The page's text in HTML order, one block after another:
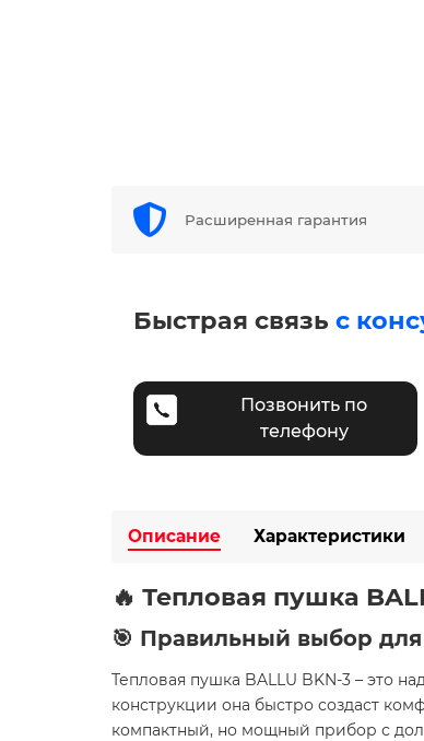
Расширенная гарантия
Быстрая связь с
Позвонить по
телефону
Описание Характеристики
🔥 Тепловая пушка
🎯 Правильный выбор
Тепловая пушка BALLU BKN-3 – это
конструкции она быстро создаст
компактный, но мощный прибор с